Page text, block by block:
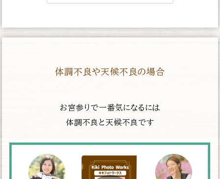
体調不良や天候不良の場合
お宮参りで一番気になるには
体調不良と天候不良です